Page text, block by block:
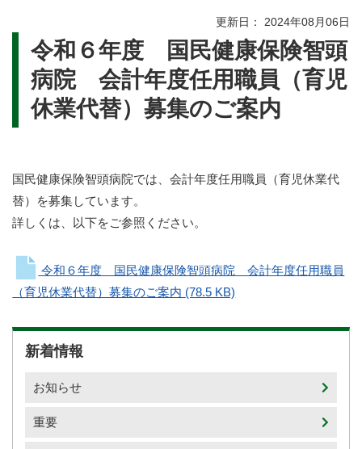
更新日： 2024年08月06日
令和６年度 国民健康保険智頭
病院 会計年度任用職員（育児
休業代替）募集のご案内
国民健康保険智頭病院では、会計年度任用職員（育児休業代
替）を募集しています。
詳しくは、以下をご参照ください。
令和６年度 国民健康保険智頭病院 会計年度任用職員
（育児休業代替）募集のご案内 (78.5 KB)
新着情報
お知らせ
重要